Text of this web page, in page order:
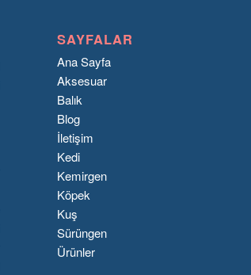
SAYFALAR
Ana Sayfa
Aksesuar
Balık
Blog
İletişim
Kedi
Kemirgen
Köpek
Kuş
Sürüngen
Ürünler